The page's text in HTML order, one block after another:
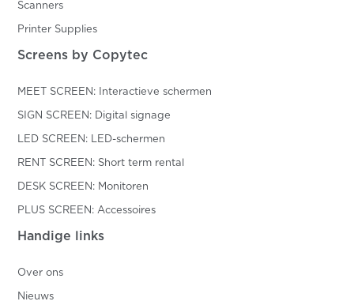
Scanners
Printer Supplies
Screens by Copytec
MEET SCREEN: Interactieve schermen
SIGN SCREEN: Digital signage
LED SCREEN: LED-schermen
RENT SCREEN: Short term rental
DESK SCREEN: Monitoren
PLUS SCREEN: Accessoires
Handige links
Over ons
Nieuws